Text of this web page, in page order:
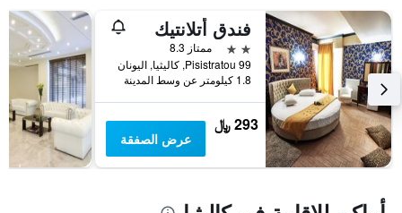
فندق أتلانتيك
2 نجمتين
ممتاز 8.3
Pisistratou 99, كاليثيا, اليونان
1.8 كيلومتر عن وسط المدينة
293 ﷼
عرض الصفقة